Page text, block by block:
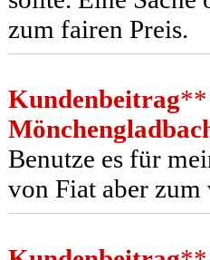
zum fairen Preis.
Kundenbeitrag**
Benutze es für
von Fiat aber zum